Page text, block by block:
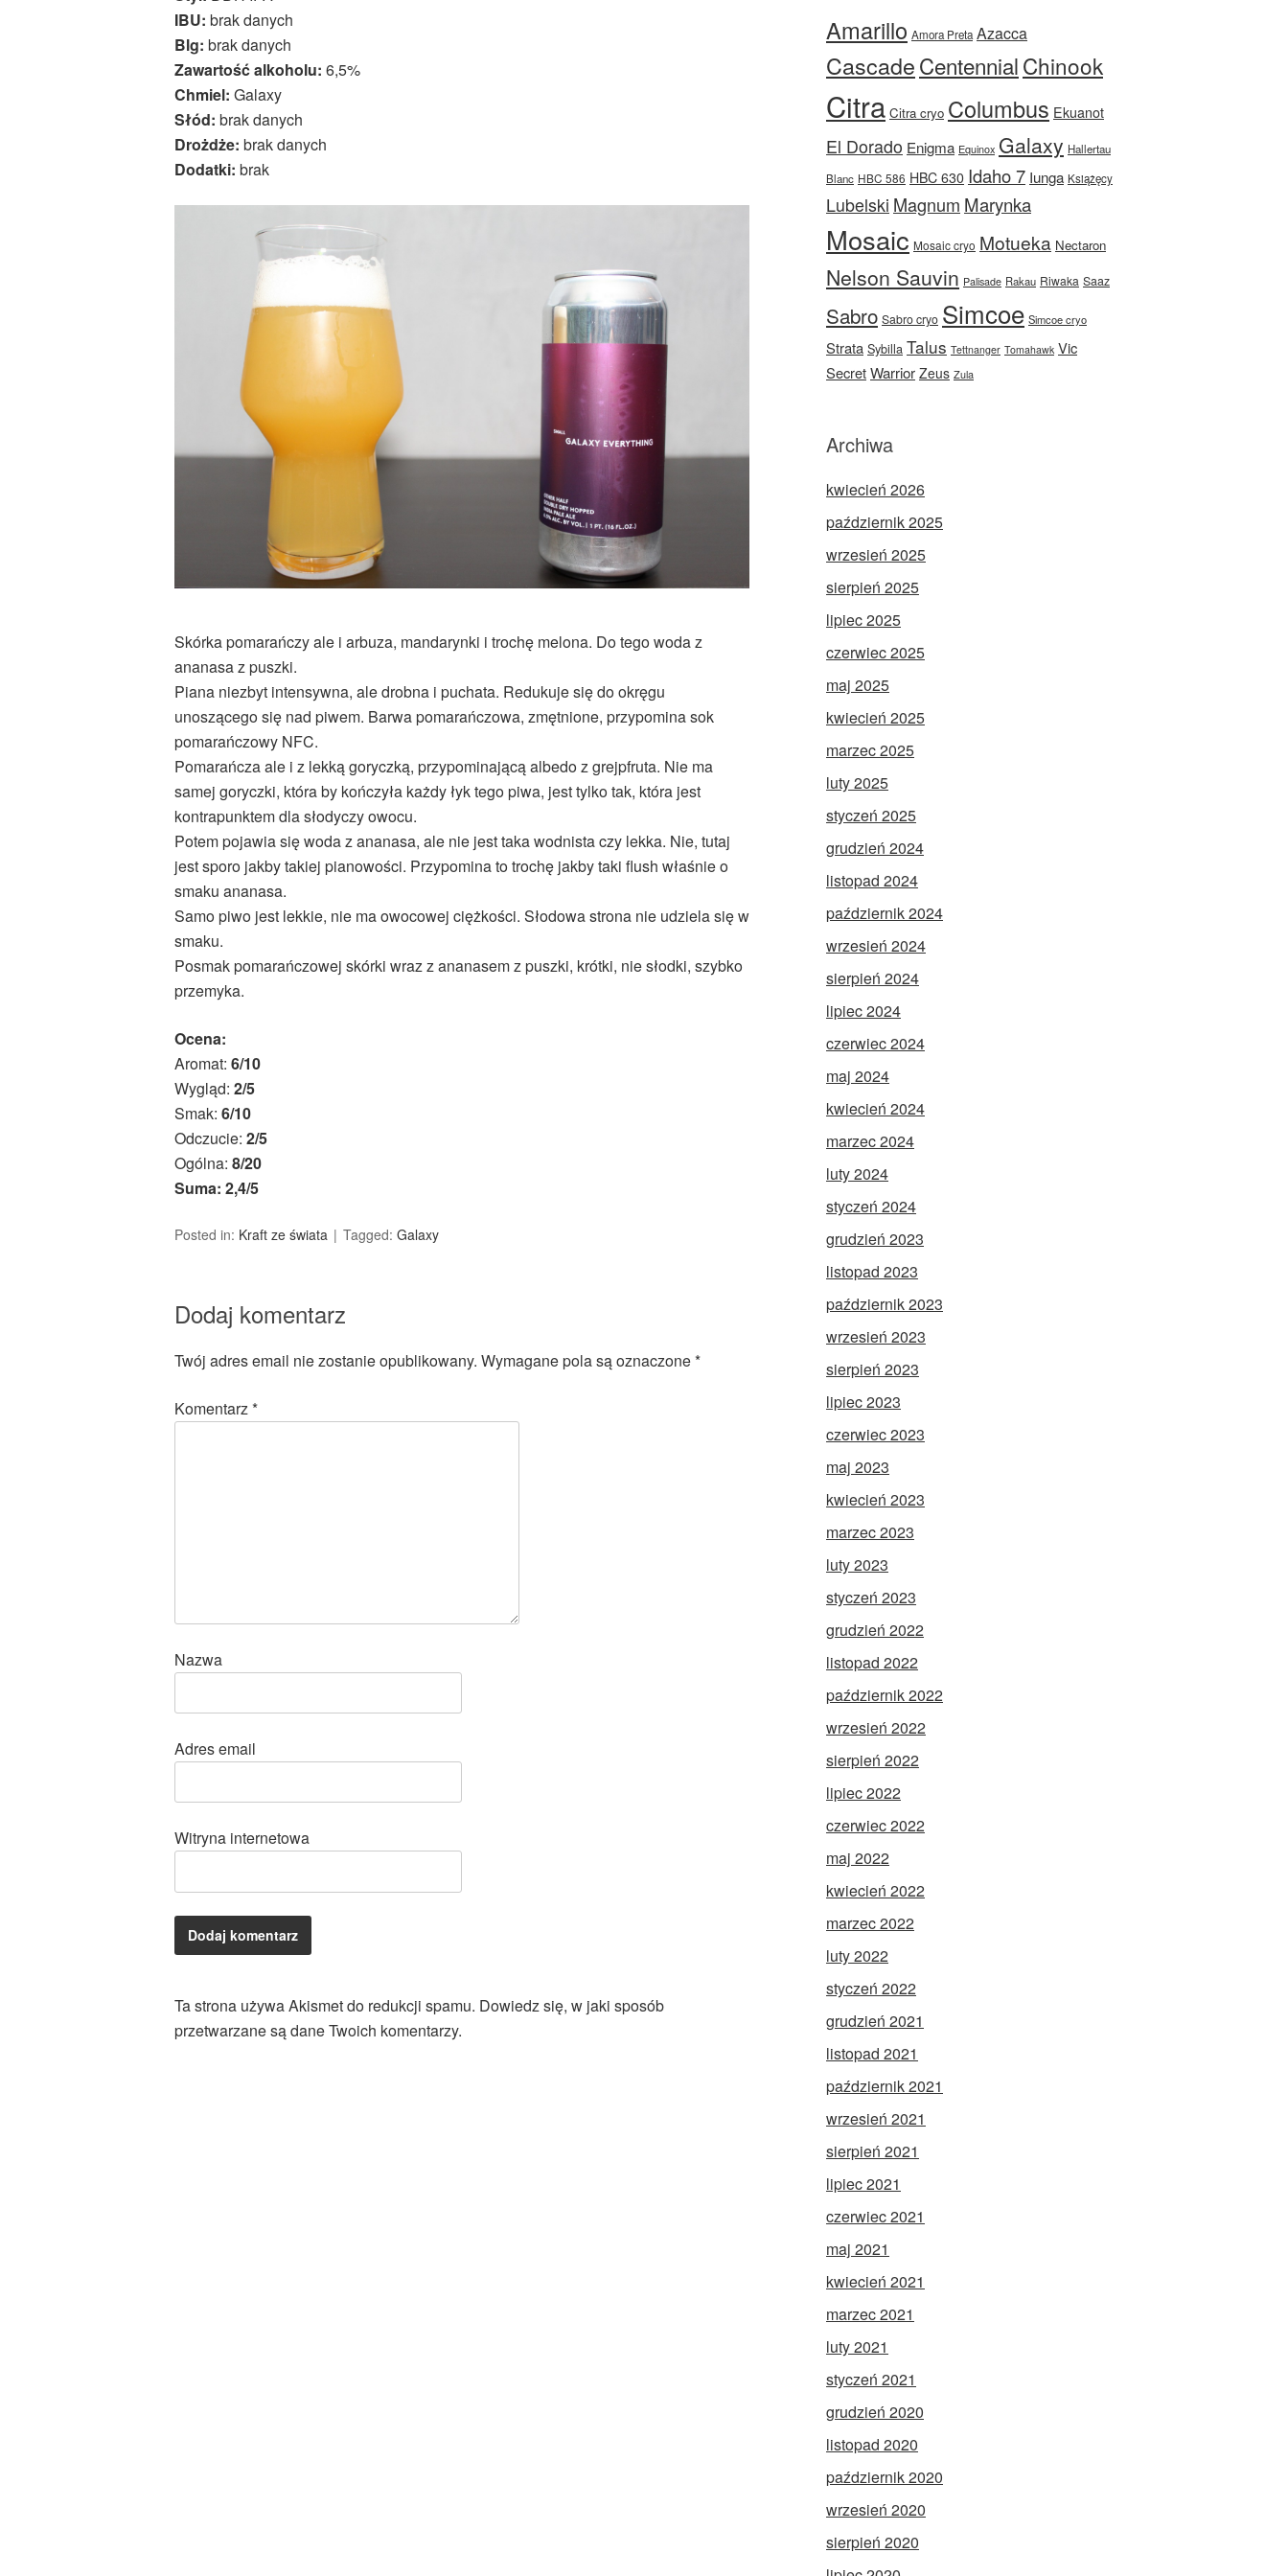
IBU: brak danych
Blg: brak danych
Zawartość alkoholu: 6,5%
Chmiel: Galaxy
Słód: brak danych
Drożdże: brak danych
Dodatki: brak
Skórka pomarańczy ale i arbuza, mandarynki i trochę melona. Do tego woda z
ananasa z puszki.
Piana niezbyt intensywna, ale drobna i puchata. Redukuje się do okręgu
unoszącego się nad piwem. Barwa pomarańczowa, zmętnione, przypomina sok
pomarańczowy NFC.
Pomarańcza ale i z lekką goryczką, przypominającą albedo z grejpfruta. Nie ma
samej goryczki, która by kończyła każdy łyk tego piwa, jest tylko tak, która jest
kontrapunktem dla słodyczy owocu.
Potem pojawia się woda z ananasa, ale nie jest taka wodnista czy lekka. Nie, tutaj
jest sporo jakby takiej pianowości. Przypomina to trochę jakby taki flush właśnie o
smaku ananasa.
Samo piwo jest lekkie, nie ma owocowej ciężkości. Słodowa strona nie udziela się w
smaku.
Posmak pomarańczowej skórki wraz z ananasem z puszki, krótki, nie słodki, szybko
przemyka.
Ocena:
Aromat: 6/10
Wygląd: 2/5
Smak: 6/10
Odczucie: 2/5
Ogólna: 8/20
Suma: 2,4/5
Posted in: Kraft ze świata Tagged: Galaxy
Dodaj komentarz
Twój adres email nie zostanie opublikowany. Wymagane pola są oznaczone*
Komentarz*
Nazwa
Adres email
Witryna internetowa
Ta strona używa Akismet do redukcji spamu. Dowiedz się, w jaki sposób
przetwarzane są dane Twoich komentarzy.
Amarillo Amora Preta Azacca
CascadeCentennialChinook
Citra Citra cryo Columbus Ekuanot
El Dorado Enigma Equinox Galaxy Hallertau
Blanc HBC 586 HBC 630 Idaho 7 Iunga Książęcy
Lubelski Magnum Marynka
Mosaic Mosaic cryo Motueka Nectaron
Nelson Sauvin Palisade Rakau Riwaka Saaz
Sabro Sabro cryo Simcoe Simcoe cryo
Strata Sybilla Talus Tettnanger Tomahawk Vic
SecretWarrior Zeus Zula
Archiwa
kwiecień 2026
październik 2025
wrzesień 2025
sierpień 2025
lipiec 2025
czerwiec 2025
maj 2025
kwiecień 2025
marzec 2025
luty 2025
styczeń 2025
grudzień 2024
listopad 2024
październik 2024
wrzesień 2024
sierpień 2024
lipiec 2024
czerwiec 2024
maj 2024
kwiecień 2024
marzec 2024
luty 2024
styczeń 2024
grudzień 2023
listopad 2023
październik 2023
wrzesień 2023
sierpień 2023
lipiec 2023
czerwiec 2023
maj 2023
kwiecień 2023
marzec 2023
luty 2023
styczeń 2023
grudzień 2022
listopad 2022
październik 2022
wrzesień 2022
sierpień 2022
lipiec 2022
czerwiec 2022
maj 2022
kwiecień 2022
marzec 2022
luty 2022
styczeń 2022
grudzień 2021
listopad 2021
październik 2021
wrzesień 2021
sierpień 2021
lipiec 2021
czerwiec 2021
maj 2021
kwiecień 2021
marzec 2021
luty 2021
styczeń 2021
grudzień 2020
listopad 2020
październik 2020
wrzesień 2020
sierpień 2020